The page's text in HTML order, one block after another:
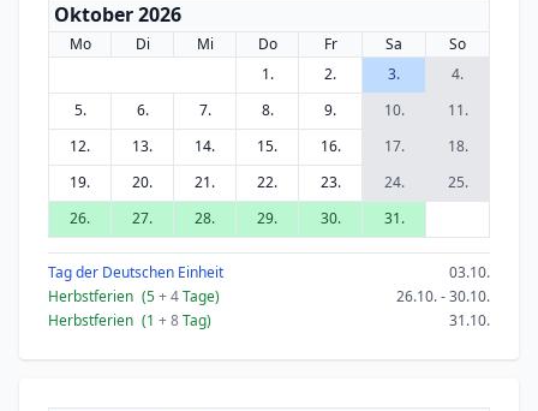
Oktober 2026
Mo Di Mi Do Fr Sa
So
1.
2. 3.
4.
5.
6. 7. 8. 9. 10.
11.
12.
13. 14. 15. 16. 17.
18.
19.
20. 21. 22. 23. 24.
25.
26.
27. 28. 29. 30. 31.
Tag der Deutschen Einheit
03.10.
Herbstferien (5+ 4Tage)
26.10. - 30.10.
Herbstferien (1 + 8Tag) 31.10.